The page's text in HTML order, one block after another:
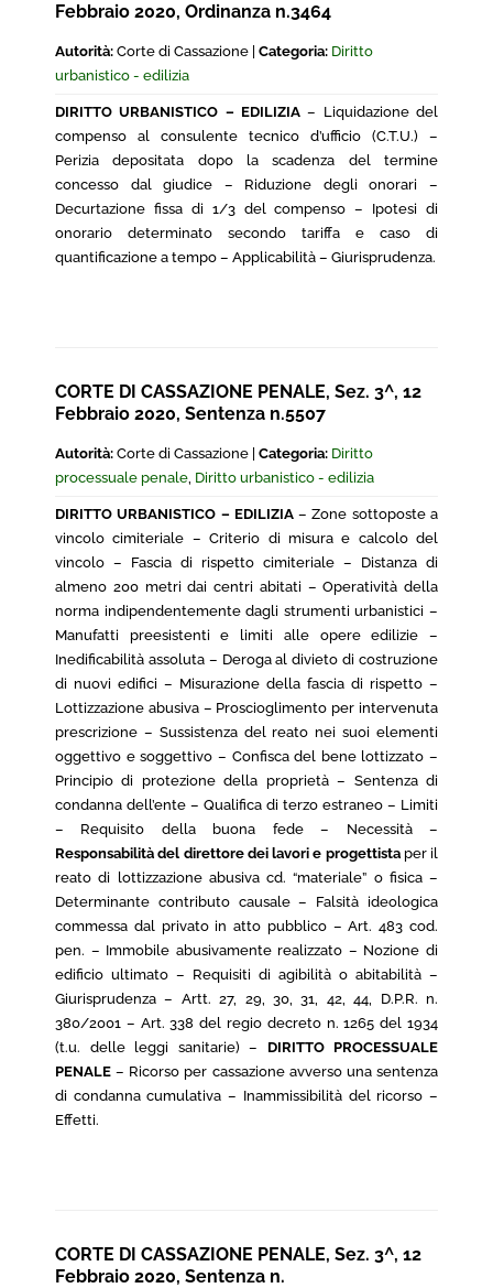
Febbraio 2020, Ordinanza n.3464
Autorità: Corte di Cassazione | Categoria: Diritto
urbanistico - edilizia
DIRITTO URBANISTICO – EDILIZIA – Liquidazione del
compenso al consulente tecnico d’ufficio (C.T.U.) –
Perizia depositata dopo la scadenza del termine
concesso dal giudice – Riduzione degli onorari –
Decurtazione fissa di 1/3 del compenso – Ipotesi di
onorario determinato secondo tariffa e caso di
quantificazione a tempo – Applicabilità – Giurisprudenza.
CORTE DI CASSAZIONE PENALE, Sez. 3^, 12
Febbraio 2020, Sentenza n.5507
Autorità: Corte di Cassazione | Categoria: Diritto
processuale penale, Diritto urbanistico - edilizia
DIRITTO URBANISTICO – EDILIZIA– Zone sottoposte a
vincolo cimiteriale – Criterio di misura e calcolo del
vincolo – Fascia di rispetto cimiteriale – Distanza di
almeno 200 metri dai centri abitati – Operatività della
norma indipendentemente dagli strumenti urbanistici –
Manufatti preesistenti e limiti alle opere edilizie –
Inedificabilità assoluta – Deroga al divieto di costruzione
di nuovi edifici – Misurazione della fascia di rispetto –
Lottizzazione abusiva – Proscioglimento per intervenuta
prescrizione – Sussistenza del reato nei suoi elementi
oggettivo e soggettivo – Confisca del bene lottizzato –
Principio di protezione della proprietà – Sentenza di
condanna dell’ente – Qualifica di terzo estraneo – Limiti
– Requisito della buona fede – Necessità –
Responsabilità del direttore dei lavori e progettistaper il
reato di lottizzazione abusiva cd. “materiale” o fisica –
Determinante contributo causale – Falsità ideologica
commessa dal privato in atto pubblico – Art. 483 cod.
pen. – Immobile abusivamente realizzato – Nozione di
edificio ultimato – Requisiti di agibilità o abitabilità –
Giurisprudenza – Artt. 27, 29, 30, 31, 42, 44, D.P.R. n.
380/2001 – Art. 338 del regio decreto n. 1265 del 1934
(t.u. delle leggi sanitarie) – DIRITTO PROCESSUALE
PENALE – Ricorso per cassazione avverso una sentenza
di condanna cumulativa – Inammissibilità del ricorso –
Effetti.
CORTE DI CASSAZIONE PENALE, Sez. 3^, 12
Febbraio 2020, Sentenza n.